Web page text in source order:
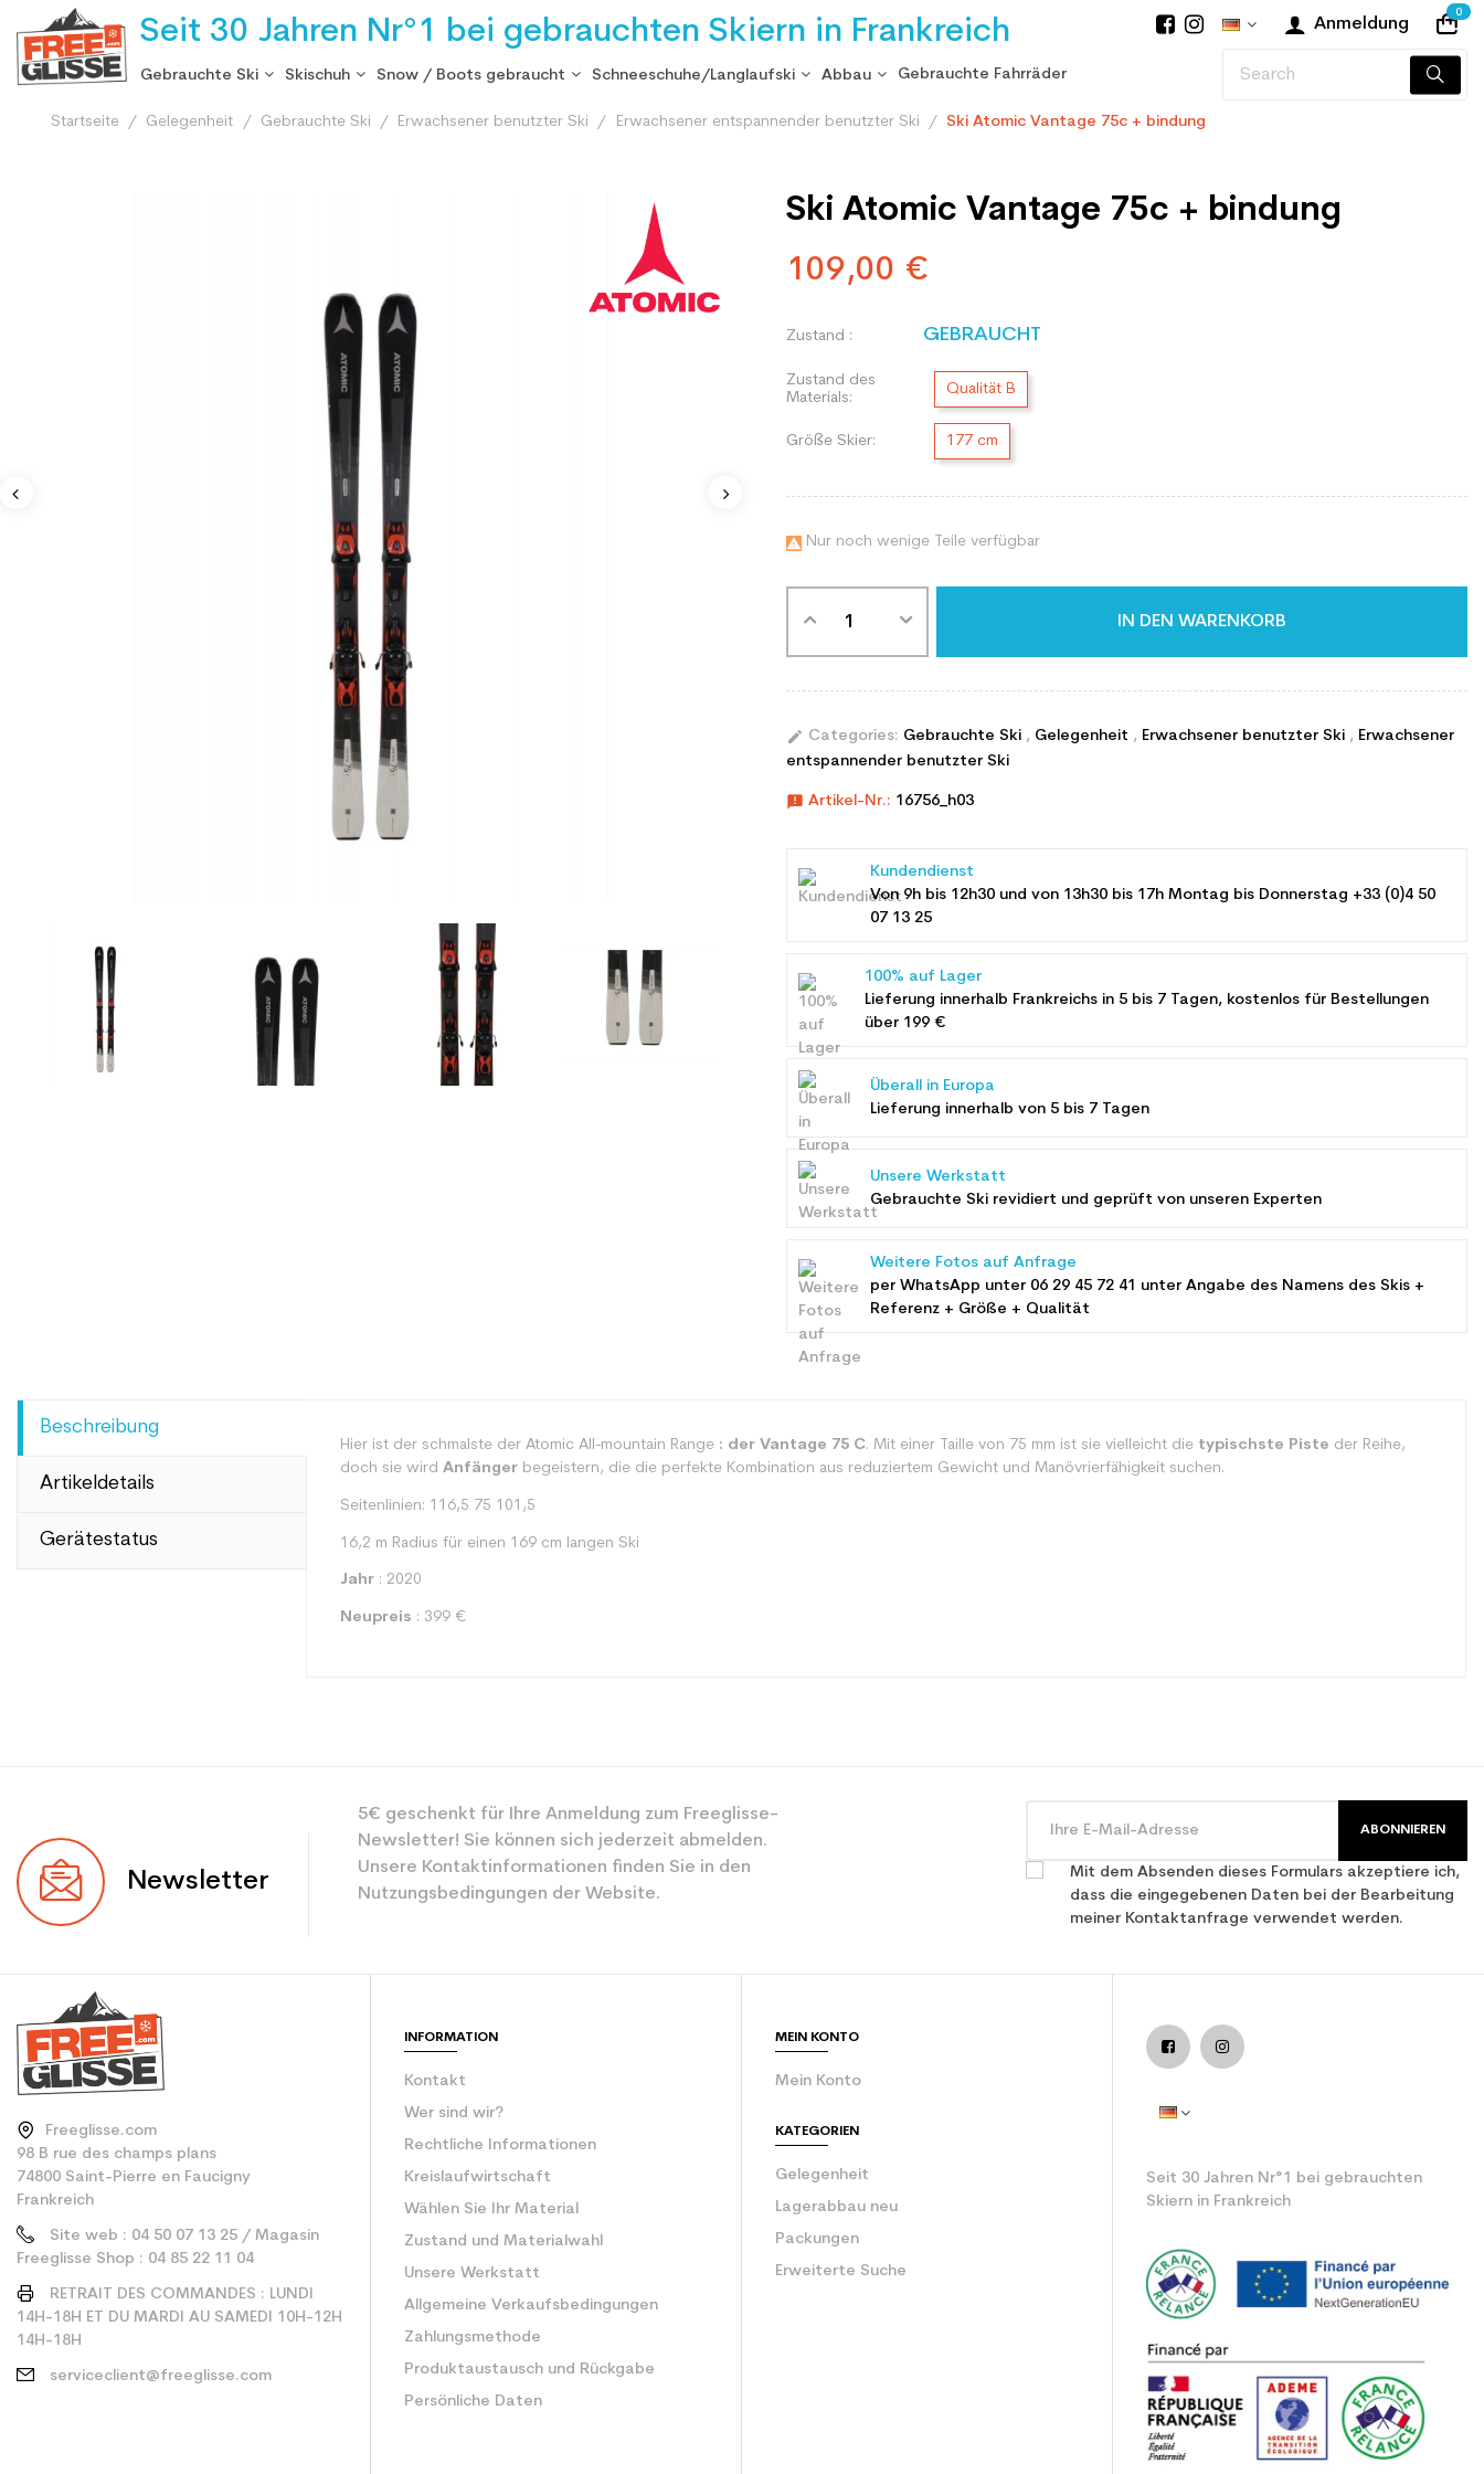
Seit 30 Jahren Nr°1 bei gebrauchten Skiern in Frankreich Anmeldung
0
Gebrauchte Ski Skischuh Snow / Boots gebraucht Schneeschuhe/Langlaufski Abbau Gebrauchte Fahrräder
Startseite Gelegenheit Gebrauchte Ski Erwachsener benutzter Ski Erwachsener entspannender benutzter Ski Ski Atomic Vantage 75c + bindung
Ski Atomic Vantage 75c + bindung
109,00 €
Zustand : GEBRAUCHT
Zustand des
Materials:
Qualität B
Größe Skier: 177 cm
 Nur noch wenige Teile verfügbar
IN DEN WARENKORB
edit Categories: Gebrauchte Ski , Gelegenheit , Erwachsener benutzter Ski , Erwachsener
entspannender benutzter Ski
announcement Artikel-Nr.: 16756_h03
Kundendienst
Von 9h bis 12h30 und von 13h30 bis 17h Montag bis Donnerstag +33 (0)4 50
07 13 25
100% auf Lager
Lieferung innerhalb Frankreichs in 5 bis 7 Tagen, kostenlos für Bestellungen
über 199 €
Überall in Europa
Lieferung innerhalb von 5 bis 7 Tagen
Unsere Werkstatt
Gebrauchte Ski revidiert und geprüft von unseren Experten
Weitere Fotos auf Anfrage
per WhatsApp unter 06 29 45 72 41 unter Angabe des Namens des Skis +
Referenz + Größe + Qualität
Beschreibung
Artikeldetails
Gerätestatus
Hier ist der schmalste der Atomic All-mountain Range : der Vantage 75 C. Mit einer Taille von 75 mm ist sie vielleicht die typischste Piste der Reihe,
doch sie wird Anfängerbegeistern, die die perfekte Kombination aus reduziertem Gewicht und Manövrierfähigkeit suchen.
Seitenlinien: 116,5 75 101,5
16,2 m Radius für einen 169 cm langen Ski
Jahr: 2020
Neupreis : 399 €
Benutzer
Ebene
Newsletter
5€ geschenkt für Ihre Anmeldung zum Freeglisse-
Newsletter! Sie können sich jederzeit abmelden.
Unsere Kontaktinformationen finden Sie in den
Nutzungsbedingungen der Website.
ABONNIEREN
Mit dem Absenden dieses Formulars akzeptiere ich,
dass die eingegebenen Daten bei der Bearbeitung
meiner Kontaktanfrage verwendet werden.
Freeglisse.com
98 B rue des champs plans
74800 Saint-Pierre en Faucigny
Frankreich
Site web : 04 50 07 13 25 / Magasin
Freeglisse Shop : 04 85 22 11 04
RETRAIT DES COMMANDES : LUNDI
14H-18H ET DU MARDI AU SAMEDI 10H-12H
14H-18H
serviceclient@freeglisse.com
INFORMATION
Kontakt
Wer sind wir?
Rechtliche Informationen
Kreislaufwirtschaft
Wählen Sie Ihr Material
Zustand und Materialwahl
Unsere Werkstatt
Allgemeine Verkaufsbedingungen
Zahlungsmethode
Produktaustausch und Rückgabe
Persönliche Daten
MEIN KONTO
Mein Konto
KATEGORIEN
Gelegenheit
Lagerabbau neu
Packungen
Erweiterte Suche
Seit 30 Jahren Nr°1 bei gebrauchten
Skiern in Frankreich